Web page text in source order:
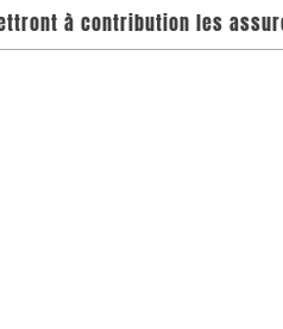
à contribution les